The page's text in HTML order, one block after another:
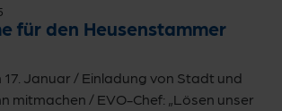
für den Heusenstammer
Januar / Einladung von Stadt und
mitmachen / EVO-Chef: „Lösen unser